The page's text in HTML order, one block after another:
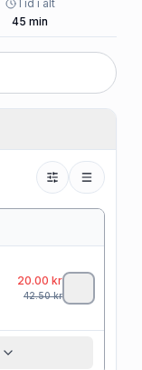
Tid i alt
45 min
20.00 kr
42.50kr